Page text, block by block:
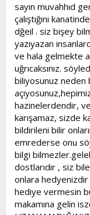
sayın muvahhıd
çalıştığını
dğeil . siz bişey
yazıyazan
ve hala gelmekte
uğrıcaksınız.
biliyosunuz neden
hazinelerdendir,
karışamaz, sizde
bildirileni bilir
emrederse onu
bilgi
dostlarıdır , siz
onlara
hediye vermesin
makamına gelin